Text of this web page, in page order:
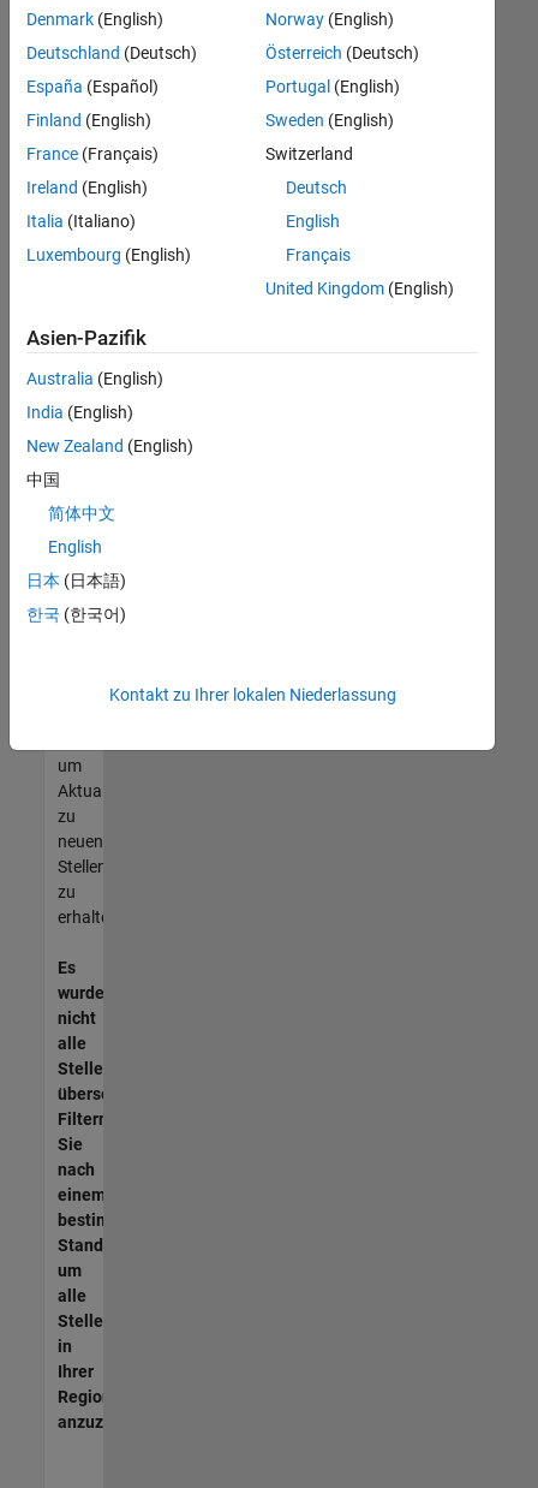
können
die
Suchkriterien
weiter
fassen
oder
alle
Stellenangebote
anzeigen .
noch
keine
offenen
Stellen
können,
die
Ihren
entsprechen,
werden
unseres
um
Aktualisierungen
zu
neuen
Stellenangeboten
zu
erhalten.
Es
wurden
nicht
alle
Stellen
übersetzt.
Filtern
Sie
nach
einem
bestimmten
Standort,
um
alle
Stellenangebote
in
Ihrer
Region
anzuzeigen.
Denmark (English)
Deutschland (Deutsch)
España (Español)
Finland (English)
France (Français)
Ireland (English)
Italia (Italiano)
Luxembourg (English)
Norway(English)
Österreich (Deutsch)
Portugal (English)
Sweden (English)
Switzerland
Deutsch
English
Français
United Kingdom(English)
Asien-Pazifik
Australia (English)
India (English)
New Zealand (English)
中国
简体中文
English
日本 (日本語)
한국 (한국어)
Kontakt zu Ihrer lokalen Niederlassung